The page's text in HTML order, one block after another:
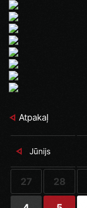
Atpakaļ
Jūnijs
27 28